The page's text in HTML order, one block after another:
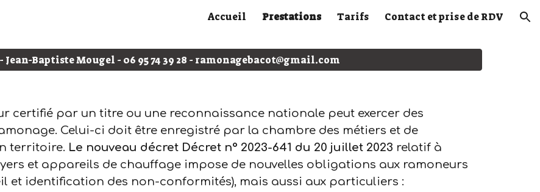
Skip to navigation
Accueil Prestations Tarifs Contact et prise de RDV
Jean-Baptiste Mougel - 06 95 74 39 28 - ramonagebacot@gmail.com
certifié par un titre ou une reconnaissance nationale peut exercer des
Celui-ci doit être enregistré par la chambre des métiers et de
territoire. Le nouveau décret Décret n° 2023-641 du 20 juillet 2023 relatif à
et appareils de chauffage impose de nouvelles obligations aux ramoneurs
et identification des non-conformités), mais aussi aux particuliers :